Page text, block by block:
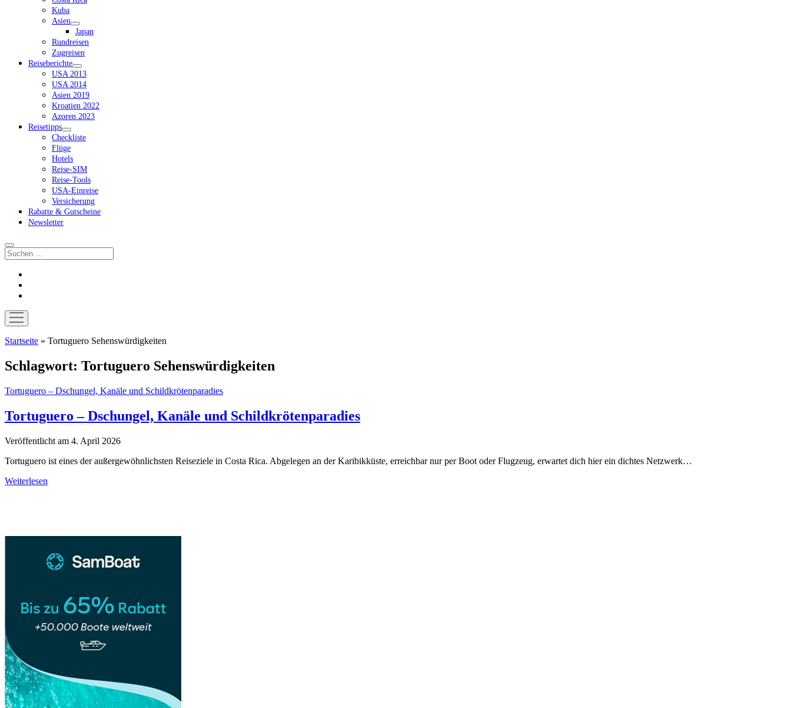
Kuba
Asien
Dropdown-
Menü
öffnen
Japan
Rundreisen
Zugreisen
Reiseberichte
Dropdown-
Menü
öffnen
USA 2013
USA 2014
Asien 2019
Kroatien 2022
Azoren 2023
Reisetipps
Dropdown-
Menü
öffnen
Checkliste
Flüge
Hotels
Reise-SIM
Reise-Tools
USA-Einreise
Versicherung
Rabatte & Gutscheine
Newsletter
Suchen
Menü
öffnen
Startseite » Tortuguero Sehenswürdigkeiten
Schlagwort: Tortuguero Sehenswürdigkeiten
Tortuguero – Dschungel, Kanäle und Schildkrötenparadies
Tortuguero – Dschungel, Kanäle und Schildkrötenparadies
Veröffentlicht am 4. April 2026
Tortuguero ist eines der außergewöhnlichsten Reiseziele in Costa Rica. Abgelegen an der Karibikküste, erreichbar nur per Boot oder Flugzeug, erwartet dich hier ein dichtes Netzwerk…
Weiterlesen